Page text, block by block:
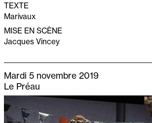
TEXTE
Marivaux
MISE EN SCÈNE
Jacques Vincey
Mardi 5 novembre 2019
Le Préau